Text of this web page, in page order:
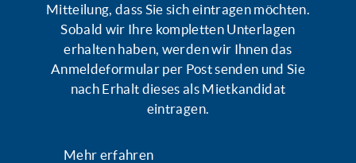
Mitteilung, dass Sie sich eintragen möchten.
Sobald wir Ihre kompletten Unterlagen
erhalten haben, werden wir Ihnen das
Anmeldeformular per Post senden und Sie
nach Erhalt dieses als Mietkandidat
eintragen.
Mehr erfahren